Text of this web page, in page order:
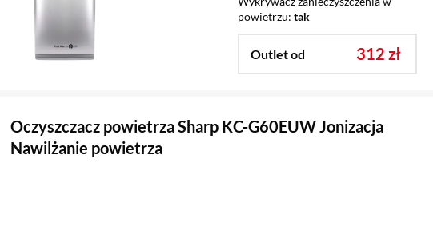
powietrzu tak
Outlet od 312 zł
Oczyszczacz powietrza Sharp KC-G60EUW Jonizacja
Nawilżanie powietrza